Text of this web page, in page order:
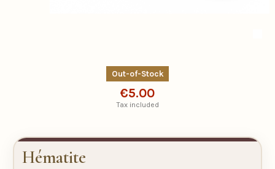
Out-of-Stock
€5.00
Tax included
Hématite